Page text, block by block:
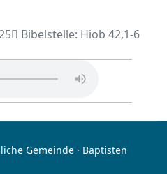
Bibelstelle: Hiob 42,1-6
Gemeinde · Baptisten